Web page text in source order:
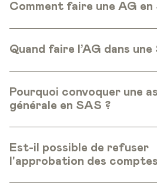
Comment faire une AG en
Quand faire l’AG dans une
Pourquoi convoquer une
générale en SAS ?
Est-il possible de refuser
l'approbation des